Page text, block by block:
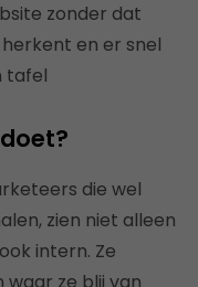
zonder dat
en er snel
tafel
die wel
zien niet alleen
intern. Ze